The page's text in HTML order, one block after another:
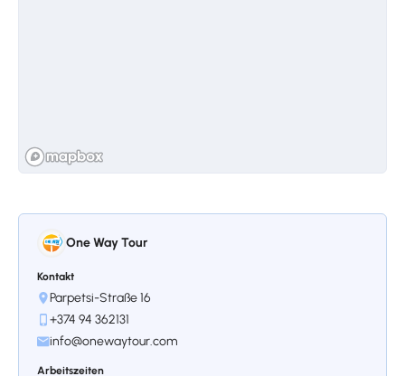
Stoppen 3.
Obwohl es in Armenien üblich ist,
hauptsächlich Tuff- oder Basaltsteine für den
Bau zu verwenden, wurden für das Kloster
Haghartsin zwei Steinarten verwendet:
Travertin und Basalt. Dieses aus weißem
One Way Tour
Kontakt
Parpetsi-Straße 16
+374 94 362131
info@onewaytour.com
Arbeitszeiten